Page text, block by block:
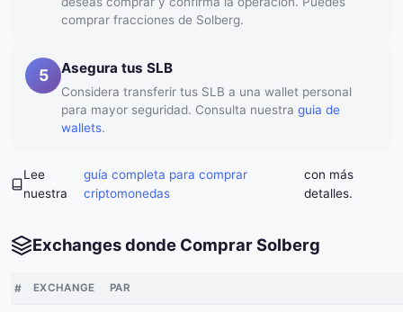
comprar fracciones de Solberg.
5 Asegura tus SLB
Considera transferir tus SLB a una wallet personal
para mayor seguridad. Consulta nuestra guia de
wallets.
Lee
nuestra
guía completa para comprar
criptomonedas
con más
detalles.
Exchanges donde Comprar Solberg
# EXCHANGE PAR